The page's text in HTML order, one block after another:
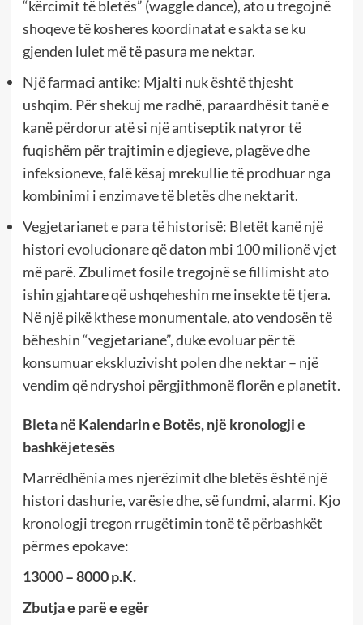
“kërcimit të bletës” (waggle dance), ato u tregojnë
shoqeve të kosheres koordinatat e sakta se ku
gjenden lulet më të pasura me nektar.
Një farmaci antike: Mjalti nuk është thjesht
ushqim. Për shekuj me radhë, paraardhësit tanë e
kanë përdorur atë si një antiseptik natyror të
fuqishëm për trajtimin e djegieve, plagëve dhe
infeksioneve, falë kësaj mrekullie të prodhuar nga
kombinimi i enzimave të bletës dhe nektarit.
Vegjetarianet e para të historisë: Bletët kanë një
histori evolucionare që daton mbi 100 milionë vjet
më parë. Zbulimet fosile tregojnë se fillimisht ato
ishin gjahtare që ushqeheshin me insekte të tjera.
Në një pikë kthese monumentale, ato vendosën të
bëheshin “vegjetariane”, duke evoluar për të
konsumuar ekskluzivisht polen dhe nektar – një
vendim që ndryshoi përgjithmonë florën e planetit.
Bleta në Kalendarin e Botës, një kronologji e
bashkëjetesës
Marrëdhënia mes njerëzimit dhe bletës është një
histori dashurie, varësie dhe, së fundmi, alarmi. Kjo
kronologji tregon rrugëtimin tonë të përbashkët
përmes epokave:
13000 – 8000 p.K.
Zbutja e parë e egër